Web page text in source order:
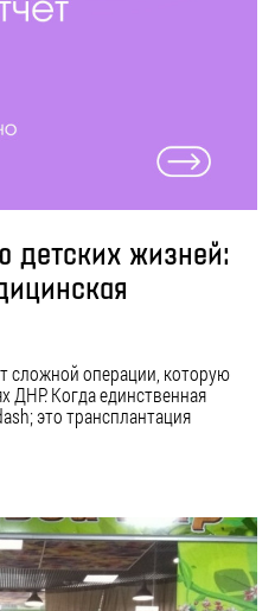
детских жизней:
сложной операции, которую
ДНР. Когда единственная
это трансплантация